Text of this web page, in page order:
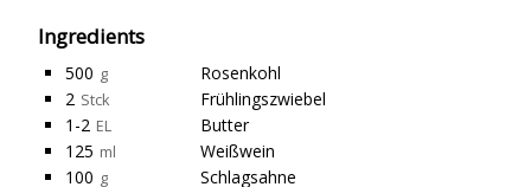
Ingredients
500 g
Rosenkohl
2 Stck
Frühlingszwiebel
1-2 EL
Butter
125 ml
Weißwein
100 g
Schlagsahne